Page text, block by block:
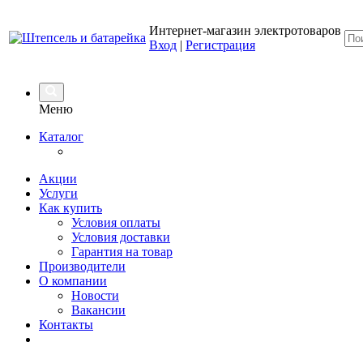
Интернет-магазин электротоваров
Вход | Регистрация
Меню
Каталог
Акции
Услуги
Как купить
Условия оплаты
Условия доставки
Гарантия на товар
Производители
О компании
Новости
Вакансии
Контакты